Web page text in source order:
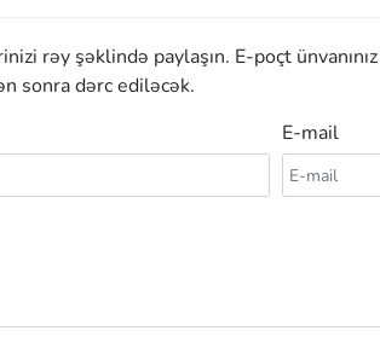
rəy şəklində paylaşın. E-poçt ünvanınız
sonra dərc ediləcək.
E-mail